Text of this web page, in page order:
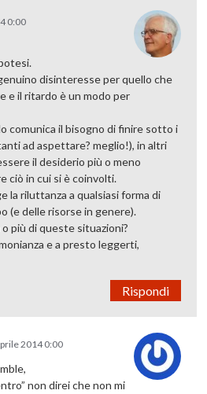
0:00
disinteresse per quello che
e il ritardo è un modo per
comunica il bisogno di finire sotto i
ad aspettare? meglio!), in altri
il desiderio più o meno
ciò in cui si è coinvolti.
la riluttanza a qualsiasi forma di
(e delle risorse in genere).
più di queste situazioni?
e a presto leggerti,
Rispondi
2014 0:00
non direi che non mi